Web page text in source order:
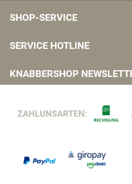
SHOP-SERVICE
SERVICE HOTLINE
KNABBERSHOP
ZAHLUNSARTEN: